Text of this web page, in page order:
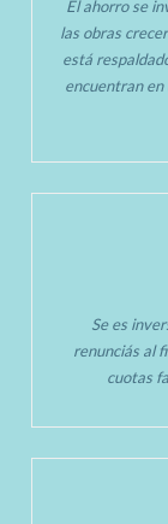
El ahorro se
las obras
está
encuentran
Se es
renunciás al
cuotas